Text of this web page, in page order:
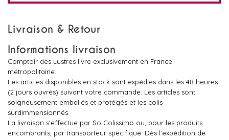
Livraison & Retour
Informations livraison
Comptoir des Lustres livre exclusivement en France
métropolitaine.
Les articles disponibles en stock sont expédiés dans les 48 heures
(2 jours ouvrés) suivant votre commande. Les articles sont
soigneusement emballés et protégés et les colis
surdimmensionnés.
La livraison s'effectue par So Colissimo ou, pour les produits
encombrants, par transporteur spécifique. Dès l'expédition de